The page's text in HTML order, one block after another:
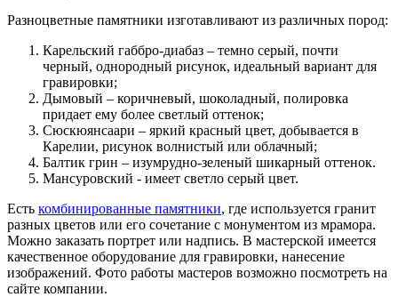
Разноцветные памятники изготавливают из различных пород:
Карельский габбро-диабаз – темно серый, почти
черный, однородный рисунок, идеальный вариант для
гравировки;
Дымовый – коричневый, шоколадный, полировка
придает ему более светлый оттенок;
Сюскюянсаари – яркий красный цвет, добывается в
Карелии, рисунок волнистый или облачный;
Балтик грин – изумрудно-зеленый шикарный оттенок.
Мансуровский - имеет светло серый цвет.
Есть комбинированные памятники, где используется гранит
разных цветов или его сочетание с монументом из мрамора.
Можно заказать портрет или надпись. В мастерской имеется
качественное оборудование для гравировки, нанесение
изображений. Фото работы мастеров возможно посмотреть на
сайте компании.